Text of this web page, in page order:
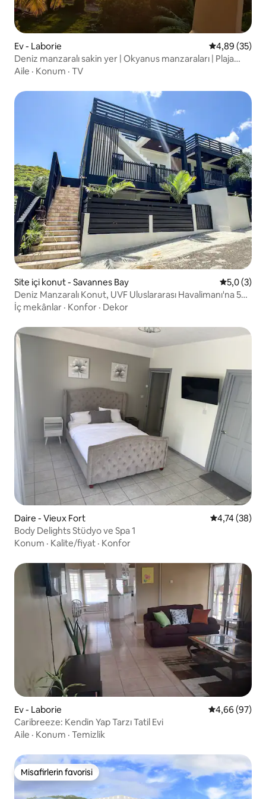
Ev - Laborie 5 üzerinden
4,89 (35)
Deniz manzaralı sakin yer | Okyanus manzaraları | Plaja
yürüyün
Aile · Konum · TV
Site içi konut - Savannes Bay 55,0 (3)
Deniz Manzaralı Konut, UVF Uluslararası Havalimanı'na 5
Dakika
İç mekânlar · Konfor · Dekor
Daire - Vieux Fort 5 üzerinden
4,74 (38)
Body Delights Stüdyo ve Spa 1
Konum · Kalite/fiyat · Konfor
Ev - Laborie 5 üzerinden
4,66 (97)
Caribreeze: Kendin Yap Tarzı Tatil Evi
Aile · Konum · Temizlik
Misafirlerin favorisi
Misafirlerin favorisi